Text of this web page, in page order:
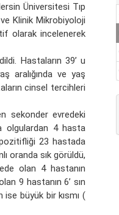
Üniversitesi Tıp
Klinik Mikrobiyoloji
olarak incelenerek
Hastaların 39’ u
aralığında ve yaş
cinsel tercihleri
sekonder evredeki
olgulardan 4 hasta
23 hastada
oranda sık görüldü,
olan 4 hastanın
9 hastanın 6’ sın
büyük bir kısmı (